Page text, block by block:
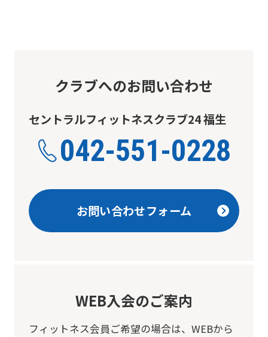
クラブへのお問い合わせ
セントラルフィットネスクラブ24 福生
042-551-0228
お問い合わせフォーム
WEB入会のご案内
フィットネス会員ご希望の場合は、 WEBから